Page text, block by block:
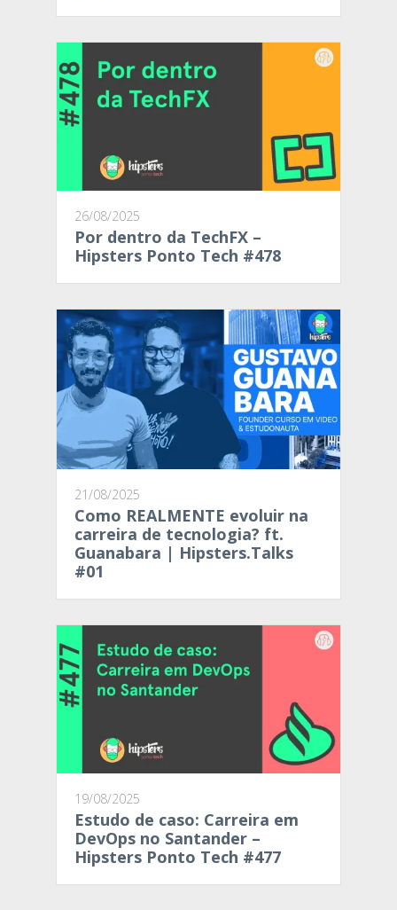
26/08/2025
Por dentro da TechFX –
Hipsters Ponto Tech #478
21/08/2025
Como REALMENTE evoluir na
carreira de tecnologia? ft.
Guanabara | Hipsters.Talks
#01
19/08/2025
Estudo de caso: Carreira em
DevOps no Santander –
Hipsters Ponto Tech #477